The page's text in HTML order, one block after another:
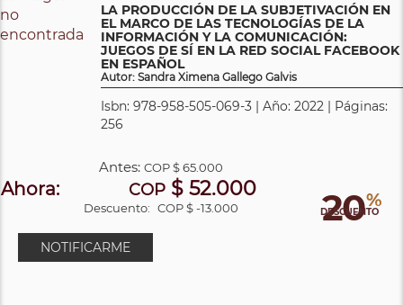
LA PRODUCCIÓN DE LA SUBJETIVACIÓN EN
EL MARCO DE LAS TECNOLOGÍAS DE LA
INFORMACIÓN Y LA COMUNICACIÓN:
JUEGOS DE SÍ EN LA RED SOCIAL FACEBOOK
EN ESPAÑOL
Autor: Sandra Ximena Gallego Galvis
Isbn: 978-958-505-069-3 | Año: 2022 | Páginas:
256
20%
DESCUENTO
Antes:COP$ 65.000
Ahora: COP $ 52.000
Descuento: COP $ -13.000
NOTIFICARME